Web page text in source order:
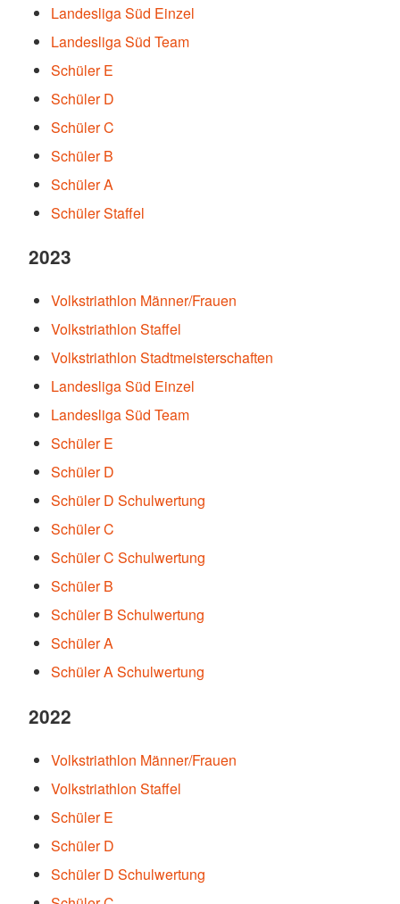
Landesliga Süd Einzel
Landesliga Süd Team
Schüler E
Schüler D
Schüler C
Schüler B
Schüler A
Schüler Staffel
2023
Volkstriathlon Männer/Frauen
Volkstriathlon Staffel
Volkstriathlon Stadtmeisterschaften
Landesliga Süd Einzel
Landesliga Süd Team
Schüler E
Schüler D
Schüler D Schulwertung
Schüler C
Schüler C Schulwertung
Schüler B
Schüler B Schulwertung
Schüler A
Schüler A Schulwertung
2022
Volkstriathlon Männer/Frauen
Volkstriathlon Staffel
Schüler E
Schüler D
Schüler D Schulwertung